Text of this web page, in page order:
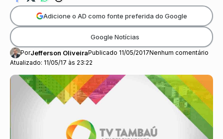
Atualizado: 11/05/17 às 23:22
PorJefferson OliveiraPublicado 11/05/2017Nenhum comentário
Adicione o AD como fonte preferida do Google
Google Notícias